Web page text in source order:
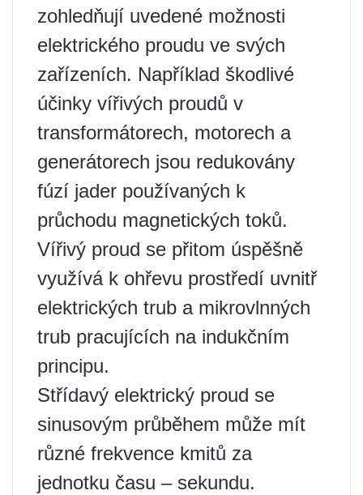
zohledňují uvedené možnosti
elektrického proudu ve svých
zařízeních. Například škodlivé
účinky vířivých proudů v
transformátorech, motorech a
generátorech jsou redukovány
fúzí jader používaných k
průchodu magnetických toků.
Vířivý proud se přitom úspěšně
využívá k ohřevu prostředí uvnitř
elektrických trub a mikrovlnných
trub pracujících na indukčním
principu.
Střídavý elektrický proud se
sinusovým průběhem může mít
různé frekvence kmitů za
jednotku času – sekundu.